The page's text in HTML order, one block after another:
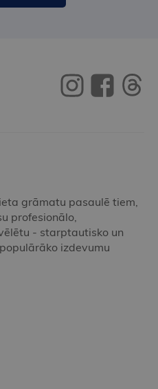
grāmatu pasaulē tiem,
profesionālo,
- starptautisko un
izdevumu